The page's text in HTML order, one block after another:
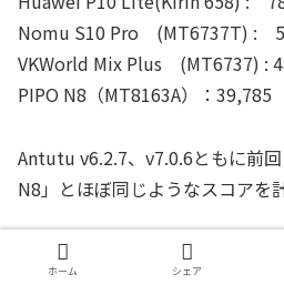
Nomu S10 Pro (MT6737T) :
VKWorld Mix Plus (MT6737) :
PIPO N8（MT8163A）：39,785
Antutu v6.2.7、v7.0.6ともに前
N8」とほぼ同じようなスコアを
Antutu v7.0.6に関してはハイエ
ホーム シェア